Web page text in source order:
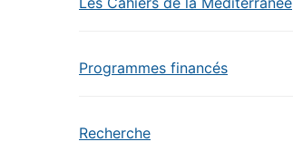
Programmes financés
Recherche